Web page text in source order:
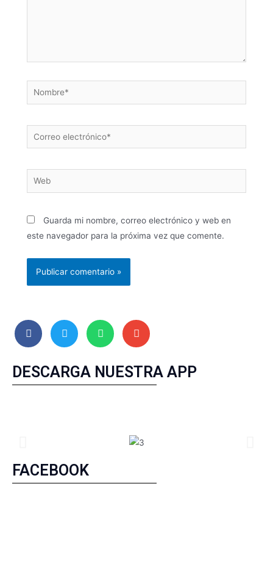
Guarda mi nombre, correo electrónico y web en
este navegador para la próxima vez que comente.
DESCARGA NUESTRA APP
FACEBOOK